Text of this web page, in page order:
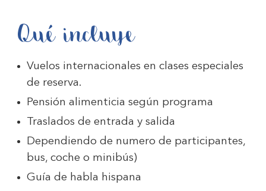
Qué incluye
Vuelos internacionales en clases especiales
de reserva.
Pensión alimenticia según programa
Traslados de entrada y salida
Dependiendo de numero de participantes,
bus, coche o minibús)
Guía de habla hispana